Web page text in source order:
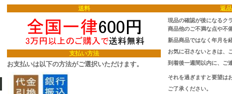
送料
支払い方法
お支払いは以下の方法がご選択いただけます。
返
現品の確認が後になるク
商品他のご不満な点や不
新品商品ではなく年月を
お気に召さないときは、
到着後一週間以内に、ご
それを過ぎますと要望は
ご了承ください。